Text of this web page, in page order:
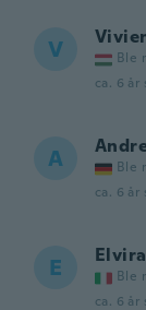
V Ble
ca. 6 år
A Ble
ca. 6 år
E Elvira
Ble
ca. 6 år